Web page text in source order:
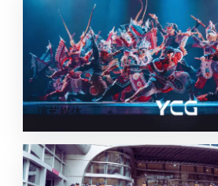
演艺媒体